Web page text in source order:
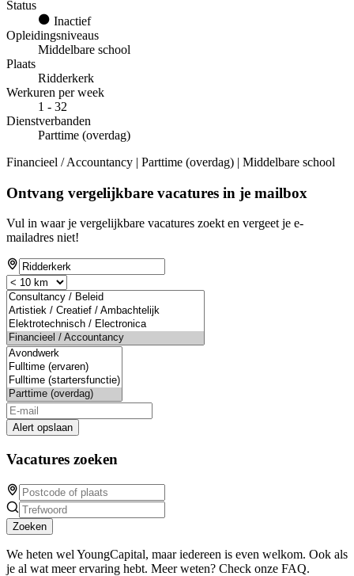
Status
Inactief
Opleidingsniveaus
Middelbare school
Plaats
Ridderkerk
Werkuren per week
1 - 32
Dienstverbanden
Parttime (overdag)
Financieel / Accountancy | Parttime (overdag) | Middelbare school
Ontvang vergelijkbare vacatures in je mailbox
Vul in waar je vergelijkbare vacatures zoekt en vergeet je e-
mailadres niet!
Alert opslaan
Vacatures zoeken
Zoeken
We heten wel YoungCapital, maar iedereen is even welkom. Ook als
je al wat meer ervaring hebt. Meer weten? Check onze FAQ.